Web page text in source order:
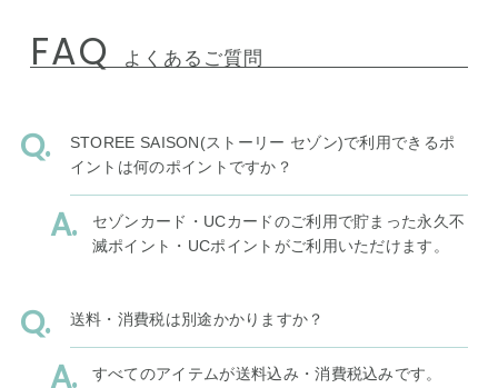
FAQ よくあるご質問
STOREE SAISON(ストーリー セゾン)で利用できるポ
イントは何のポイントですか？
セゾンカード・UCカードのご利用で貯まった永久不
滅ポイント・UCポイントがご利用いただけます。
送料・消費税は別途かかりますか？
すべてのアイテムが送料込み・消費税込みです。